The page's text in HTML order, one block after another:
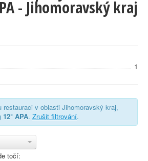
- Jihomoravský kraj
1
restauraci v oblasti Jihomoravský kraj,
12° APA. Zrušit filtrování.
točí: